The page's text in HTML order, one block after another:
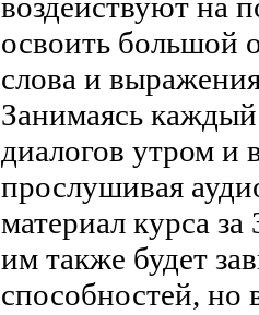
освоить большой
слова и
Занимаясь
диалогов утром и
прослушивая
материал курса за
им также будет
способностей, но